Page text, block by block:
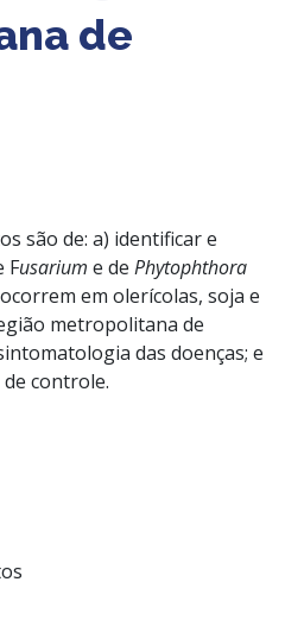
de
são de: a) identificar e
Fusarium e de Phytophthora
em olerícolas, soja e
metropolitana de
das doenças; e
controle.